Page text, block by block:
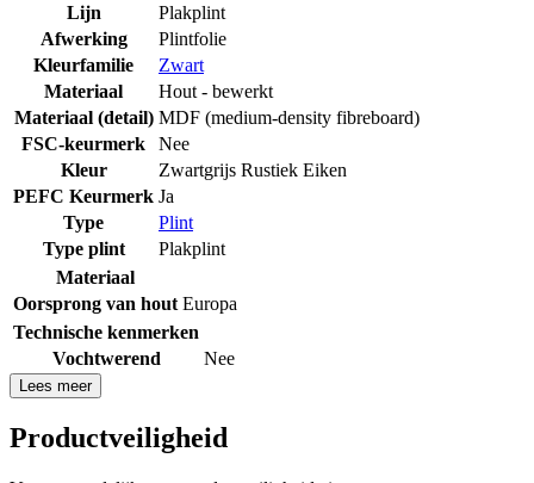
Lijn
Plakplint
Afwerking
Plintfolie
Kleurfamilie
Zwart
Materiaal
Hout - bewerkt
Materiaal (detail) MDF (medium-density fibreboard)
FSC-keurmerk
Nee
Kleur
Zwartgrijs Rustiek Eiken
PEFC Keurmerk Ja
Type
Plint
Type plint
Plakplint
Materiaal
Oorsprong van hout Europa
Technische kenmerken
Vochtwerend
Nee
Lees meer
Productveiligheid